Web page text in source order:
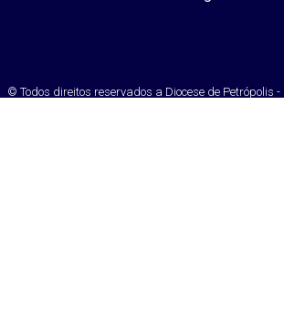
© Todos direitos reservados a Diocese de Petrópolis